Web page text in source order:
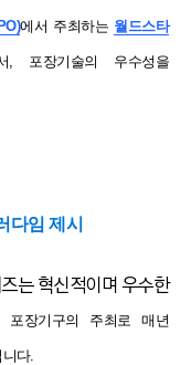
에서 주최하는 월드스타
, 포장기술의 우수성을
다임 제시
는 혁신적이며 우수한
포장기구의 주최로 매년
다.